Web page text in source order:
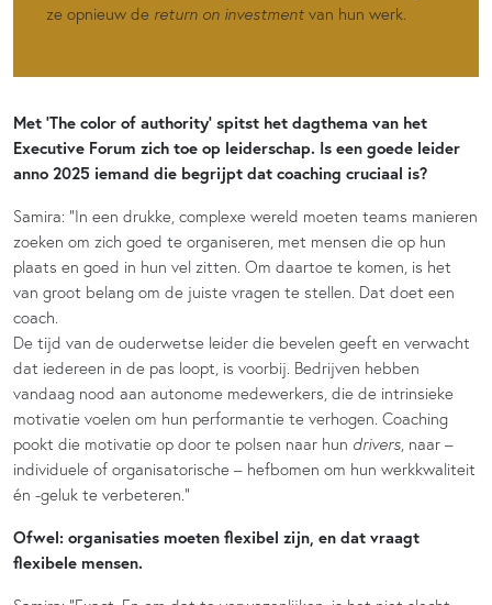
ze opnieuw de return on investment van hun werk.
Met ‘The color of authority’ spitst het dagthema van het
Executive Forum zich toe op leiderschap. Is een goede leider
anno 2025 iemand die begrijpt dat coaching cruciaal is?
Samira: “In een drukke, complexe wereld moeten teams manieren
zoeken om zich goed te organiseren, met mensen die op hun
plaats en goed in hun vel zitten. Om daartoe te komen, is het
van groot belang om de juiste vragen te stellen. Dat doet een
coach.
De tijd van de ouderwetse leider die bevelen geeft en verwacht
dat iedereen in de pas loopt, is voorbij. Bedrijven hebben
vandaag nood aan autonome medewerkers, die de intrinsieke
motivatie voelen om hun performantie te verhogen. Coaching
pookt die motivatie op door te polsen naar hun drivers, naar –
individuele of organisatorische – hefbomen om hun werkkwaliteit
én -geluk te verbeteren.”
Ofwel: organisaties moeten flexibel zijn, en dat vraagt
flexibele mensen.